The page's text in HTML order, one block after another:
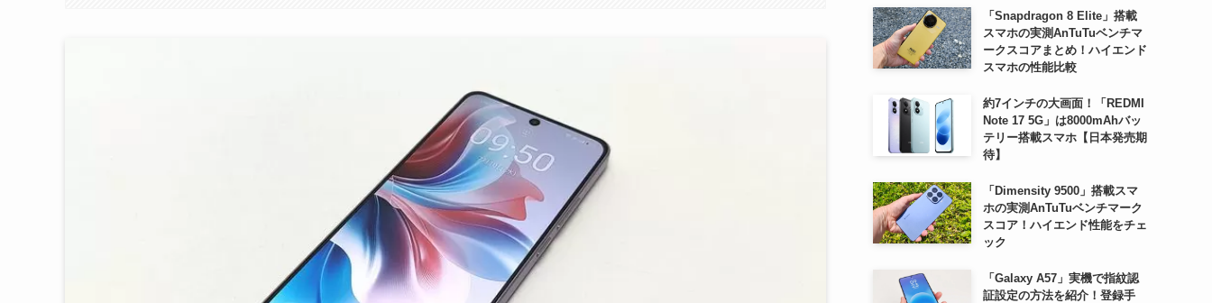
「Snapdragon 8 Elite」搭載
スマホの実測AnTuTuベンチマ
ークスコアまとめ！ハイエンド
スマホの性能比較
約7インチの大画面！「REDMI
Note 17 5G」は8000mAhバッ
テリー搭載スマホ【日本発売期
待】
「Dimensity 9500」搭載スマ
ホの実測AnTuTuベンチマーク
スコア！ハイエンド性能をチェ
ック
「Galaxy A57」実機で指紋認
証設定の方法を紹介！登録手